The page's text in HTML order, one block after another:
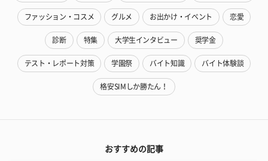
ファッション・コスメ グルメ お出かけ・イベント 恋愛
診断 特集 大学生インタビュー 奨学金
テスト・レポート対策 学園祭 バイト知識 バイト体験談
格安SIMしか勝たん！
おすすめの記事